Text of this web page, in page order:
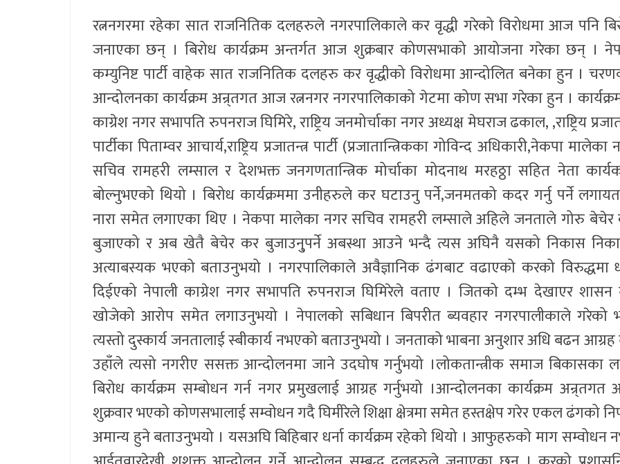
रत्ननगरमा रहेका सात राजनितिक दलहरुले नगरपालिकाले कर वृद्धी गरेको विरोधमा आज पनि
जनाएका छन् । बिरोध कार्यक्रम अन्तर्गत आज शुक्रबार कोणसभाको आयोजना गरेका छन् ।
कम्युनिष्ट पार्टी वाहेक सात राजनितिक दलहरु कर वृद्धीको विरोधमा आन्दोलित बनेका हुन ।
आन्दोलनका कार्यक्रम अन्र्तगत आज रत्ननगर नगरपालिकाको गेटमा कोण सभा गरेका हुन ।
काग्रेश नगर सभापति रुपनराज घिमिरे, राष्ट्रिय जनमोर्चाका नगर अध्यक्ष मेघराज ढकाल, ,राष्ट्रिय
पार्टीका पिताम्वर आचार्य,राष्ट्रिय प्रजातन्त्र पार्टी (प्रजातान्त्रिकका गोविन्द अधिकारी,नेकपा मालेका
सचिव रामहरी लम्साल र देशभक्त जनगणतान्त्रिक मोर्चाका मोदनाथ मरहठ्ठा सहित नेता
बोल्नुभएको थियो । बिरोध कार्यक्रममा उनीहरुले कर घटाउनु पर्ने,जनमतको कदर गर्नु पर्ने
नारा समेत लगाएका थिए । नेकपा मालेका नगर सचिव रामहरी लम्साले अहिले जनताले गोरु
बुजाएको र अब खेतै बेचेर कर बुजाउनु्पर्ने अबस्था आउने भन्दै त्यस अघिनै यसको निकास
अत्याबस्यक भएको बताउनुभयो । नगरपालिकाले अवैज्ञानिक ढंगबाट वढाएको करको विरुद्धमा
दिईएको नेपाली काग्रेश नगर सभापति रुपनराज घिमिरेले वताए । जितको दम्भ देखाएर शासन
खोजेको आरोप समेत लगाउनुभयो । नेपालको सबिधान बिपरीत ब्यवहार नगरपालीकाले गरेको
त्यस्तो दुस्कार्य जनतालाई स्बीकार्य नभएको बताउनुभयो । जनताको भाबना अनुशार अधि बढन
उहाँले त्यसो नगरीए ससक्त आन्दोलनमा जाने उदघोष गर्नुभयो ।लोकतान्त्रीक समाज बिकासका
बिरोध कार्यक्रम सम्बोधन गर्न नगर प्रमुखलाई आग्रह गर्नुभयो ।आन्दोलनका कार्यक्रम
शुक्रवार भएको कोणसभालाई सम्वोधन गदै घिमीरेले शिक्षा क्षेत्रमा समेत हस्तक्षेप गरेर एकल ढंगको
अमान्य हुने बताउनुभयो । यसअघि बिहिबार धर्ना कार्यक्रम रहेको थियो । आफुहरुको माग सम्वोधन